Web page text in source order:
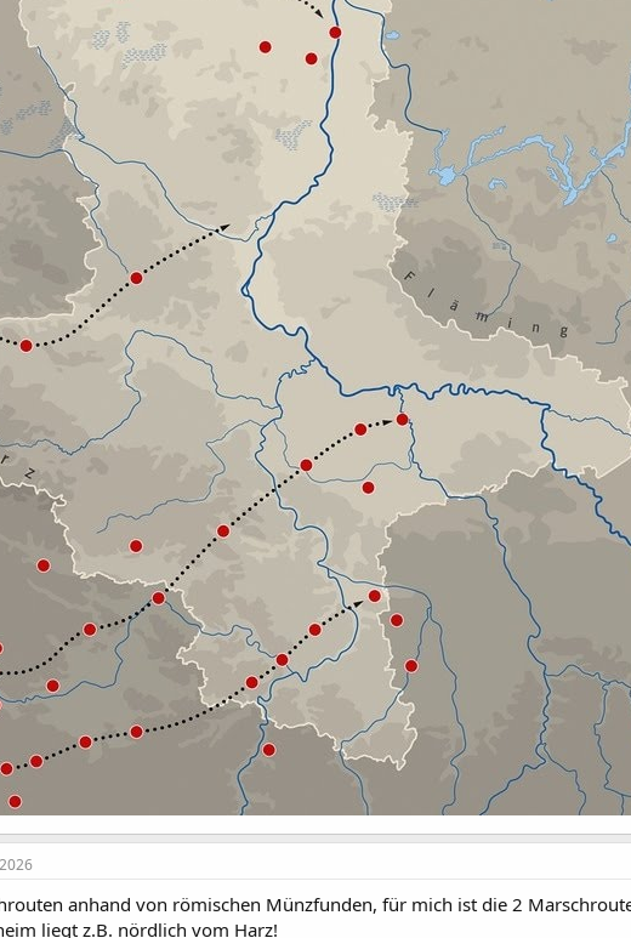
anhand von römischen Münzfunden, für mich ist die 2
liegt z.B. nördlich vom Harz!